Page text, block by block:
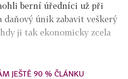
berní úředníci už při
daňový únik zabavit veškerý
ji tak ekonomicky zcela
JEŠTĚ 90 % ČLÁNKU